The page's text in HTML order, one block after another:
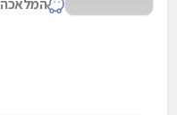
המלאכה 52, חולון